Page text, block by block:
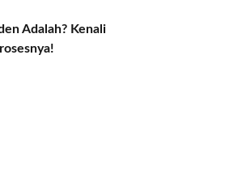
Adalah? Kenali